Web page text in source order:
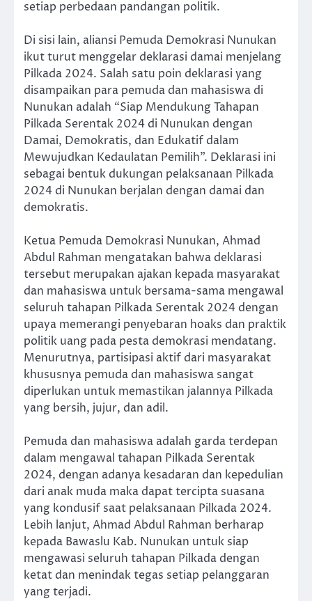
setiap perbedaan pandangan politik.
Di sisi lain, aliansi Pemuda Demokrasi Nunukan
ikut turut menggelar deklarasi damai menjelang
Pilkada 2024. Salah satu poin deklarasi yang
disampaikan para pemuda dan mahasiswa di
Nunukan adalah “Siap Mendukung Tahapan
Pilkada Serentak 2024 di Nunukan dengan
Damai, Demokratis, dan Edukatif dalam
Mewujudkan Kedaulatan Pemilih”. Deklarasi ini
sebagai bentuk dukungan pelaksanaan Pilkada
2024 di Nunukan berjalan dengan damai dan
demokratis.
Ketua Pemuda Demokrasi Nunukan, Ahmad
Abdul Rahman mengatakan bahwa deklarasi
tersebut merupakan ajakan kepada masyarakat
dan mahasiswa untuk bersama-sama mengawal
seluruh tahapan Pilkada Serentak 2024 dengan
upaya memerangi penyebaran hoaks dan praktik
politik uang pada pesta demokrasi mendatang.
Menurutnya, partisipasi aktif dari masyarakat
khususnya pemuda dan mahasiswa sangat
diperlukan untuk memastikan jalannya Pilkada
yang bersih, jujur, dan adil.
Pemuda dan mahasiswa adalah garda terdepan
dalam mengawal tahapan Pilkada Serentak
2024, dengan adanya kesadaran dan kepedulian
dari anak muda maka dapat tercipta suasana
yang kondusif saat pelaksanaan Pilkada 2024.
Lebih lanjut, Ahmad Abdul Rahman berharap
kepada Bawaslu Kab. Nunukan untuk siap
mengawasi seluruh tahapan Pilkada dengan
ketat dan menindak tegas setiap pelanggaran
yang terjadi.